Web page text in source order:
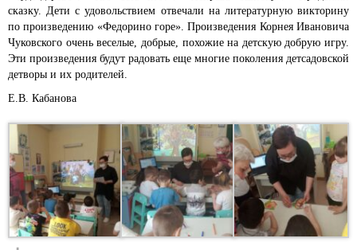
сказку. Дети с удовольствием отвечали на литературную викторину
по произведению «Федорино горе». Произведения Корнея Ивановича
Чуковского очень веселые, добрые, похожие на детскую добрую игру.
Эти произведения будут радовать еще многие поколения детсадовской
детворы и их родителей.
Е.В. Кабанова